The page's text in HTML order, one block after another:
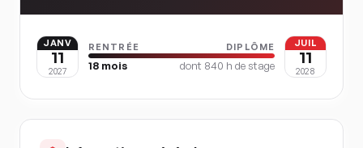
JANV
11
2027
RENTRÉE DIPLÔME
18 mois dont 840 h de stage
JUIL
11
2028